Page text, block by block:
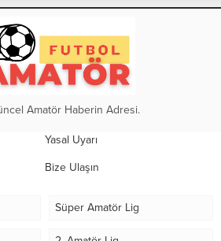
Amatör Haberin Adresi.
Yasal Uyarı
Bize Ulaşın
Süper Amatör Lig